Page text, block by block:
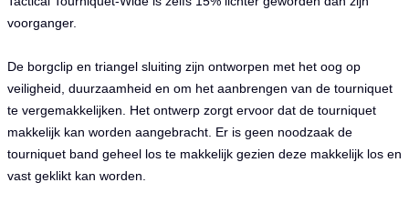
voorganger.
De borgclip en triangel sluiting zijn ontworpen met het oog op
veiligheid, duurzaamheid en om het aanbrengen van de tourniquet
te vergemakkelijken. Het ontwerp zorgt ervoor dat de tourniquet
makkelijk kan worden aangebracht. Er is geen noodzaak de
tourniquet band geheel los te makkelijk gezien deze makkelijk los en
vast geklikt kan worden.